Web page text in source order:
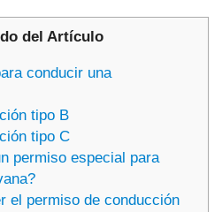
del Artículo
conducir una
tipo B
tipo C
permiso especial para
el permiso de conducción